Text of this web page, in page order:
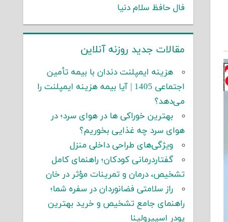
فال حافظ سلام دنیا
مقالات جدید روزنه آنلاین
هزینه ایمپلنت دندان با بیمه تأمین
اجتماعی 1405 | آیا بیمه هزینه ایمپلنت را
می‌دهد؟
بهترین خوراکی ها در هوای سرد؛ در
هوای سرد چه غذایی بخوریم؟
ویژگی‌های طراحی داخلی منزل
گفتاردرمانی کودکان؛ راهنمای کامل
تشخیص، درمان و تمرینات مؤثر در خان
راز سلامتی فضانوردان در سفره شما؛
راهنمای جامع تشخیص و خرید بهترین
پودر اسپیرولینا